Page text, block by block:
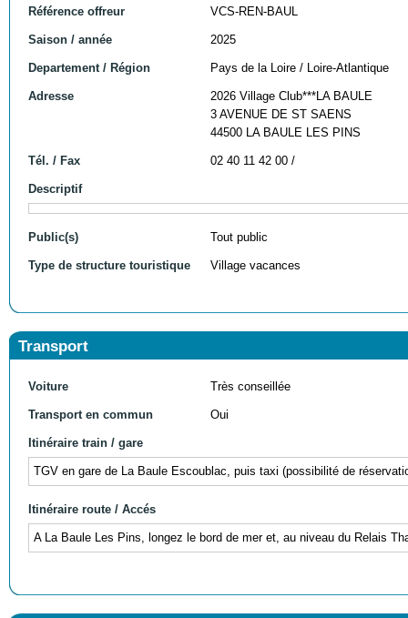
Référence offreur VCS-REN-BAUL
Saison / année 2025
Departement / Région Pays de la Loire / Loire-Atlantique
Adresse
2026 Village Club***LA BAULE
3 AVENUE DE ST SAENS
44500 LA BAULE LES PINS
Tél. / Fax 02 40 11 42 00 /
Descriptif
Public(s) Tout public
Type de structure touristique Village vacances
Transport
Voiture Très conseillée
Transport en commun Oui
Itinéraire train / gare
TGV en gare de La Baule Escoublac, puis taxi (possibilité de
Itinéraire route / Accés
A La Baule Les Pins, longez le bord de mer et, au niveau du Relais